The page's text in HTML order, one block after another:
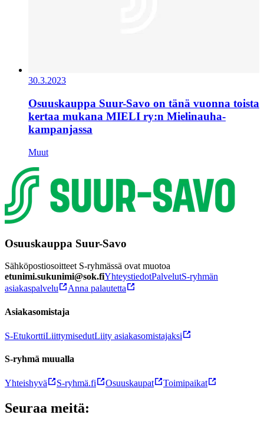
30.3.2023
Osuuskauppa Suur-Savo on tänä vuonna toista
kertaa mukana MIELI ry:n Mielinauha-
kampanjassa
Muut
Osuuskauppa Suur-Savo
Sähköpostiosoitteet S-ryhmässä ovat muotoa
etunimi.sukunimi@sok.fiYhteystiedotPalvelutS-ryhmän
asiakaspalvelu
Anna palautetta
Asiakasomistaja
S-EtukorttiLiittymisedutLiity asiakasomistajaksi
S-ryhmä muualla
Yhteishyvä S-ryhmä.fi Osuuskaupat Toimipaikat
Seuraa meitä: